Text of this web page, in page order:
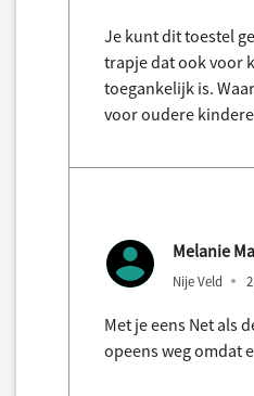
Je kunt dit toestel
trapje dat ook voor
toegankelijk is.
voor oudere
Melanie
Nije Veld
Met je eens Net als
opeens weg omdat